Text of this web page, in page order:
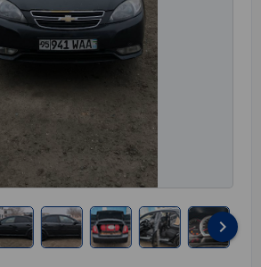
keyboard_arrow_right